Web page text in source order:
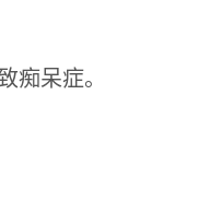
呆症。